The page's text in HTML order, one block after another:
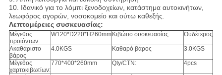
10. Ιδανικό για το λόμπι ξενοδοχείων, κατάστημα αυτοκινήτων,
λεωφόρος αγορών, νοσοκομείο και ούτω καθεξής.
Λεπτομέρειες συσκευασίας:
Μέγεθος
προϊόντων:
W120*D220*H260mm Κιβώτιο συσκευασίας Ουδέτερος
Ακαθάριστο
βάρος
4.0KGS Καθαρό βάρος 3.0KGS
Μέγεθος
χαρτοκιβωτίων:
770*400*260mm Qty/CTN: 4pcs